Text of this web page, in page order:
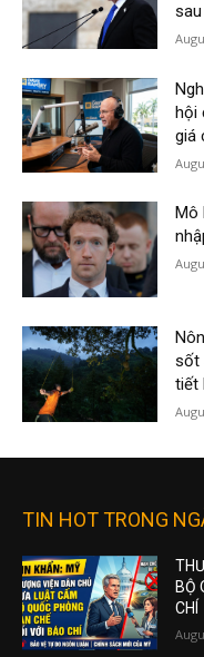
hội
giá
Mô
sốt
tiết
TIN HOT TRONG
BỘ
CHÍ